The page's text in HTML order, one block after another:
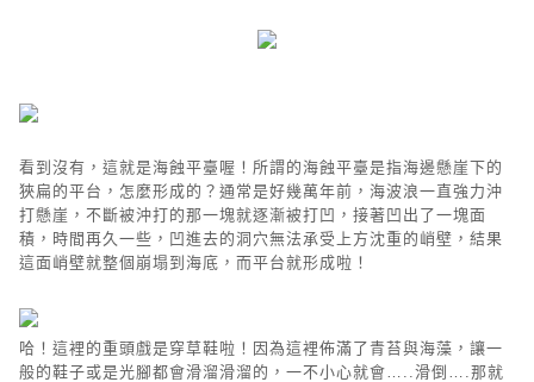
看到沒有，這就是海蝕平臺喔！所謂的海蝕平臺是指海邊懸崖下的
狹扁的平台，怎麼形成的？通常是好幾萬年前，海波浪一直強力沖
打懸崖，不斷被沖打的那一塊就逐漸被打凹，接著凹出了一塊面
積，時間再久一些，凹進去的洞穴無法承受上方沈重的峭壁，結果
這面峭壁就整個崩塌到海底，而平台就形成啦！
哈！這裡的重頭戲是穿草鞋啦！因為這裡佈滿了青苔與海藻，讓一
般的鞋子或是光腳都會滑溜滑溜的，一不小心就會…..滑倒….那就